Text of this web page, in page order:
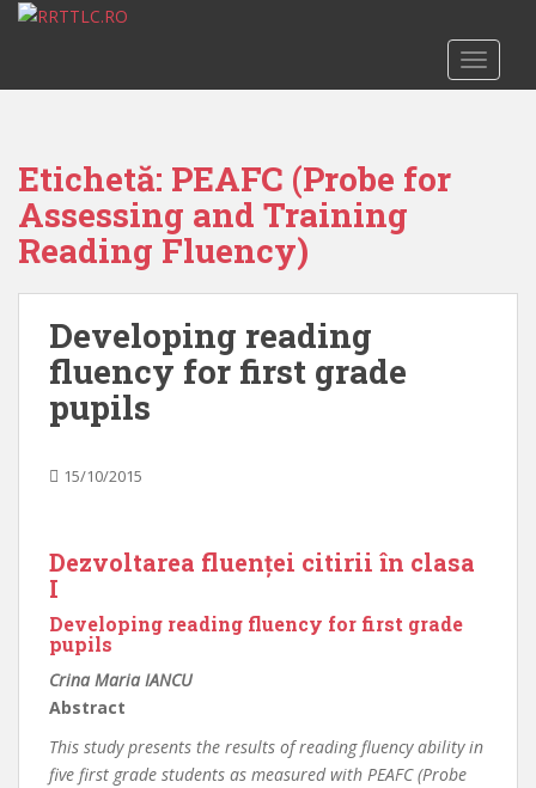
p
Etichetă: PEAFC (Probe for
Assessing and Training
Reading Fluency)
Developing reading
fluency for first grade
pupils
15/10/2015
Dezvoltarea fluenței citirii în clasa
I
Developing reading fluency for first grade
pupils
Crina Maria IANCU
Abstract
This study presents the results of reading fluency ability in
five first grade students as measured with PEAFC (Probe